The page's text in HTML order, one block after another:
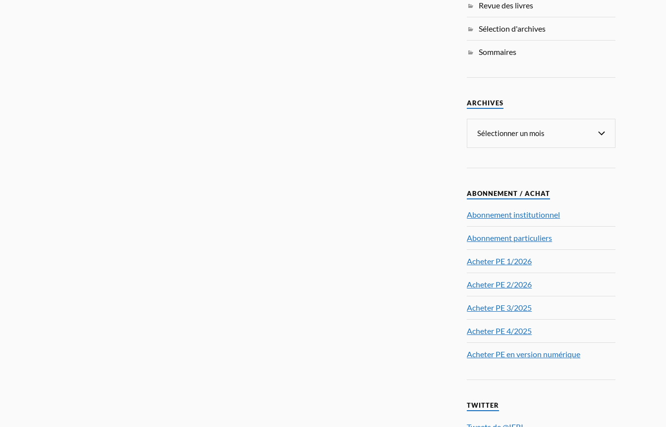
Revue des livres
Sélection d'archives
Sommaires
ARCHIVES
ABONNEMENT / ACHAT
Abonnement institutionnel
Abonnement particuliers
Acheter PE 1/2026
Acheter PE 2/2026
Acheter PE 3/2025
Acheter PE 4/2025
Acheter PE en version numérique
TWITTER